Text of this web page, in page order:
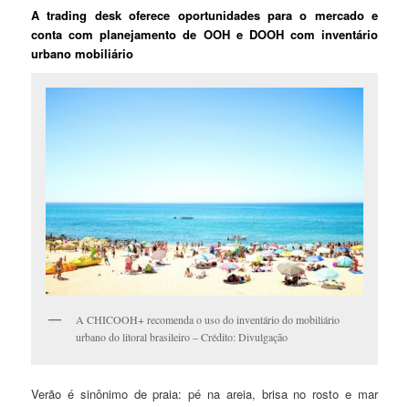
A trading desk oferece oportunidades para o mercado e
conta com planejamento de OOH e DOOH com inventário
urbano mobiliário
A CHICOOH+ recomenda o uso do inventário do mobiliário
urbano do litoral brasileiro – Crédito: Divulgação
Verão é sinônimo de praia: pé na areia, brisa no rosto e mar